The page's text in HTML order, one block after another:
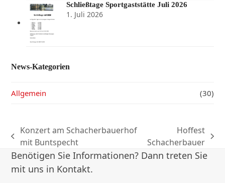
Schließtage Sportgaststätte Juli 2026
1. Juli 2026
News-Kategorien
Allgemein (30)
vorheriger
Beitrag:
Konzert am Schacherbauerhof
mit Buntspecht
Nächster
Beitrag:
Hoffest
Schacherbauer
Benötigen Sie Informationen? Dann treten Sie
mit uns in Kontakt.